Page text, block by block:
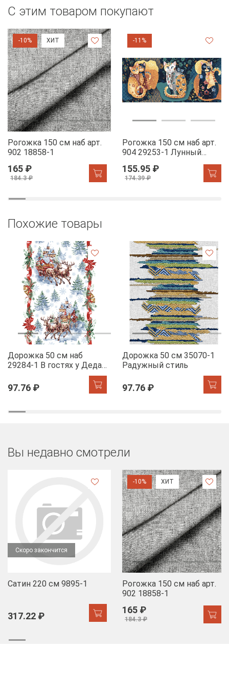
С этим товаром покупают
-10% ХИТ
Рогожка 150 см наб арт.
902 18858-1
165 ₽
184.3 ₽
-11%
Рогожка 150 см наб арт.
904 29253-1 Лунный
155.95 ₽
174.39 ₽
Похожие товары
Дорожка 50 см наб
29284-1 В гостях у Деда
97.76 ₽
Дорожка 50 см 35070-1
Радужный стиль
97.76 ₽
Вы недавно смотрели
Скоро закончится
Сатин 220 см 9895-1
317.22 ₽
-10% ХИТ
Рогожка 150 см наб арт.
902 18858-1
165 ₽
184.3 ₽